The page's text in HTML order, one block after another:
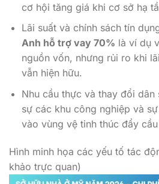
cơ hội tăng giá khi cơ sở hạ
Lãi suất và chính sách tín
Anh hỗ trợ vay 70% là ví dụ
nguồn vốn, nhưng rủi ro khi
vẫn hiện hữu.
Nhu cầu thực và thay đổi dân
sự các khu công nghiệp và
vào vùng vệ tinh thúc đẩy cầu
Hình minh họa các yếu tố tác
khảo trực quan)